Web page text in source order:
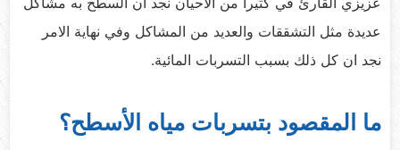
عديدة مثل التشققات والعديد من المشاكل وفي نهاية الامر
نجد ان كل ذلك بسبب التسربات المائية.
ما المقصود بتسربات مياه الأسطح؟